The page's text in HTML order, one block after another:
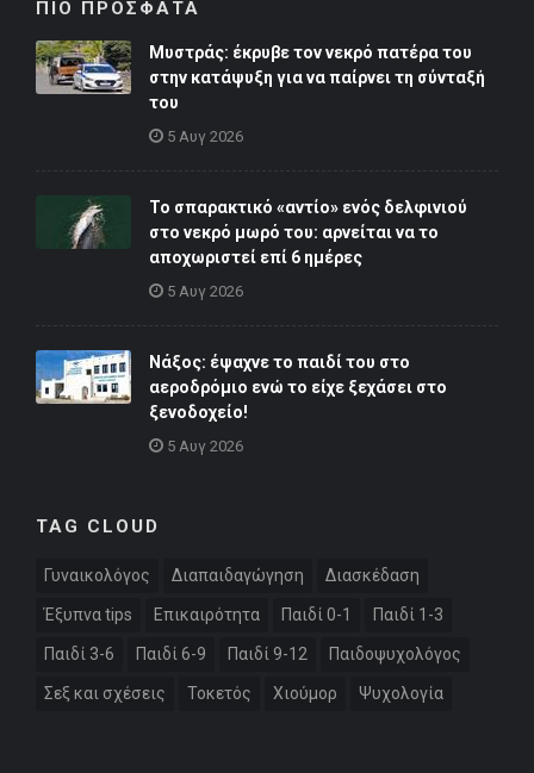
ΠΙΟ ΠΡΟΣΦΑΤΑ
Μυστράς: έκρυβε τον νεκρό πατέρα του
στην κατάψυξη για να παίρνει τη σύνταξή
του
5 Αυγ 2026
Το σπαρακτικό «αντίο» ενός δελφινιού
στο νεκρό μωρό του: αρνείται να το
αποχωριστεί επί 6 ημέρες
5 Αυγ 2026
Νάξος: έψαχνε το παιδί του στο
αεροδρόμιο ενώ το είχε ξεχάσει στο
ξενοδοχείο!
5 Αυγ 2026
TAG CLOUD
Γυναικολόγος Διαπαιδαγώγηση Διασκέδαση
Έξυπνα tips Επικαιρότητα Παιδί 0-1 Παιδί 1-3
Παιδί 3-6 Παιδί 6-9 Παιδί 9-12 Παιδοψυχολόγος
Σεξ και σχέσεις Τοκετός Χιούμορ Ψυχολογία